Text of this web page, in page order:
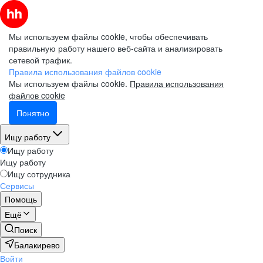
Мы используем файлы cookie, чтобы обеспечивать
правильную работу нашего веб-сайта и анализировать
сетевой трафик.
Правила использования файлов cookie
Мы используем файлы cookie. Правила использования
файлов cookie
Понятно
Ищу работу
Ищу работу
Ищу работу
Ищу сотрудника
Сервисы
Помощь
Ещё
Поиск
Балакирево
Войти